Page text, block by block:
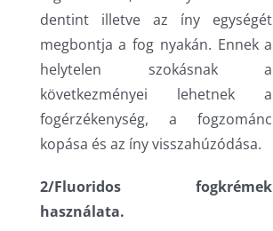
dentint illetve az íny egységét
megbontja a fog nyakán. Ennek a
helytelen szokásnak a
következményei lehetnek a
fogérzékenység, a fogzománc
kopása és az íny visszahúzódása.
2/Fluoridos fogkrémek
használata.